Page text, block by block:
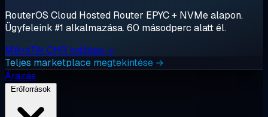
RouterOS Cloud Hosted Router EPYC + NVMe alapon.
Ügyfeleink #1 alkalmazása. 60 másodperc alatt él.
MikroTik CHR indítása →
Teljes marketplace megtekintése →
Árazás